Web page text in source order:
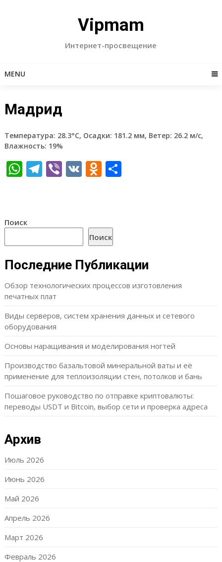
Vipmam
Интернет-просвещение
MENU
Мадрид
Температура: 28.3°C, Осадки: 181.2 мм, Ветер: 26.2 м/с,
Влажность: 19%
WhatsApp
Telegram
Viber
VKOdnoklassniki
Отправить
Поиск
Поиск
Последние Публикации
Обзор технологических процессов изготовления
печатных плат
Виды серверов, систем хранения данных и сетевого
оборудования
Основы наращивания и моделирования ногтей
Производство базальтовой минеральной ваты и её
применение для теплоизоляции стен, потолков и бань
Пошаговое руководство по отправке криптовалюты:
переводы USDT и Bitcoin, выбор сети и проверка адреса
Архив
Июль 2026
Июнь 2026
Май 2026
Апрель 2026
Март 2026
Февраль 2026